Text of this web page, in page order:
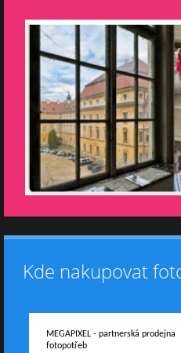
Kde nakupovat
MEGAPIXEL - partnerská prodejna
fotopotřeb